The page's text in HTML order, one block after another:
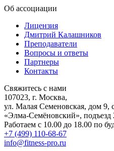
Об ассоциации
Лицензия
Дмитрий Калашников
Преподаватели
Вопросы и ответы
Партнеры
Контакты
Свяжитесь с нами
107023, г. Москва,
ул. Малая Семеновская, дом 9,
«Элма-Семёновский», подъезд
Работаем с 10.00 до 18.00 по
+7 (499) 110-68-67
info@fitness-pro.ru